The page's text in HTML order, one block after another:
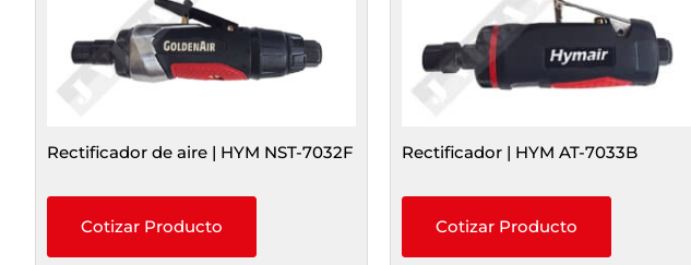
Rectificador de aire | HYM NST-7032F
Cotizar Producto
Rectificador | HYM AT-7033B
Cotizar Producto